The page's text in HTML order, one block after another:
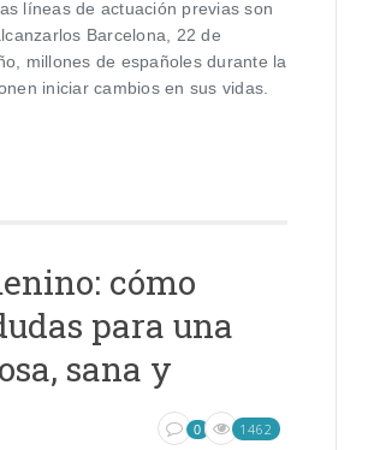
líneas de actuación previas son
Barcelona, 22 de
millones de españoles durante la
iniciar cambios en sus vidas.
cómo
para una
sana y
0 1462